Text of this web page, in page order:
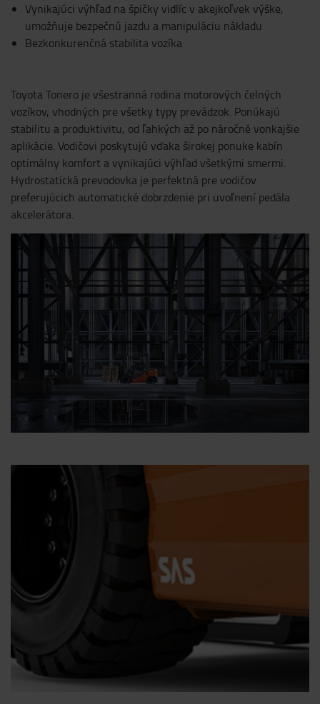
Vynikajúci výhľad na špičky vidlíc v akejkoľvek výške,
umožňuje bezpečnú jazdu a manipuláciu nákladu
Bezkonkurenčná stabilita vozíka
Toyota Tonero je všestranná rodina motorových čelných
vozíkov, vhodných pre všetky typy prevádzok. Ponúkajú
stabilitu a produktivitu, od ľahkých až po náročné vonkajšie
aplikácie. Vodičovi poskytujú vďaka širokej ponuke kabín
optimálny komfort a vynikajúci výhľad všetkými smermi.
Hydrostatická prevodovka je perfektná pre vodičov
preferujúcich automatické dobrzdenie pri uvoľnení pedála
akcelerátora.